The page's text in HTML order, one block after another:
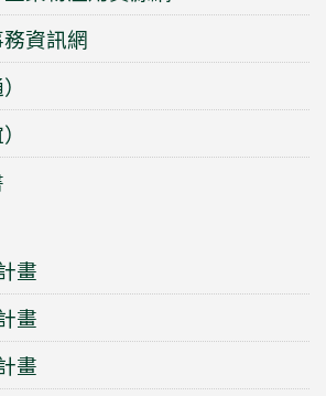
資訊網
畫
畫
畫